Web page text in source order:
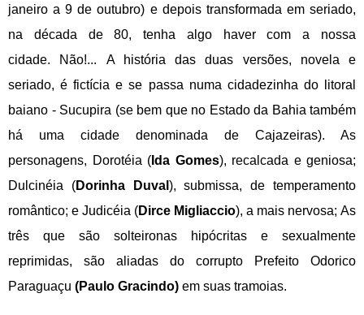
janeiro a 9 de outubro) e depois transformada em seriado,
na década de 80, tenha algo haver com a nossa
cidade. Não!... A história das duas versões, novela e
seriado, é fictícia e se passa numa cidadezinha do litoral
baiano - Sucupira (se bem que no Estado da Bahia também
há uma cidade denominada de Cajazeiras). As
personagens, Dorotéia ( Ida Gomes), recalcada e geniosa;
Dulcinéia (Dorinha Duval ), submissa, de temperamento
romântico; e Judicéia (Dirce Migliaccio), a mais nervosa; As
três que são solteironas hipócritas e sexualmente
reprimidas, são aliadas do corrupto Prefeito Odorico
Paraguaçu (Paulo Gracindo) em suas tramoias.